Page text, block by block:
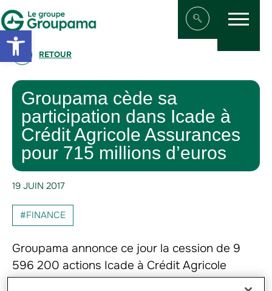
Open toolbar
Aller au contenu
Afficher/
Menu
RETOUR
Groupama cède sa
participation dans Icade à
Crédit Agricole Assurances
pour 715 millions d’euros
19 JUIN 2017
#FINANCE
Groupama annonce ce jour la cession de 9
596 200 actions Icade à Crédit Agricole
Assurances, représentant 12,95% du capital